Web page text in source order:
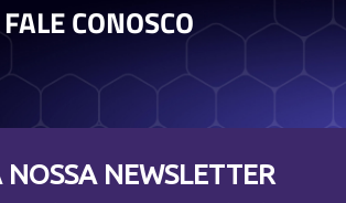
FALE CONOSCO
NOSSA NEWSLETTER